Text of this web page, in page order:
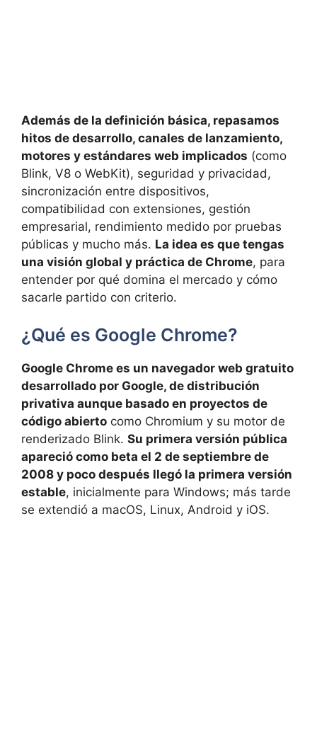
Además de la definición básica, repasamos
hitos de desarrollo, canales de lanzamiento,
motores y estándares web implicados (como
Blink, V8 o WebKit), seguridad y privacidad,
sincronización entre dispositivos,
compatibilidad con extensiones, gestión
empresarial, rendimiento medido por pruebas
públicas y mucho más. La idea es que tengas
una visión global y práctica de Chrome, para
entender por qué domina el mercado y cómo
sacarle partido con criterio.
¿Qué es Google Chrome?
Google Chrome es un navegador web gratuito
desarrollado por Google, de distribución
privativa aunque basado en proyectos de
código abierto como Chromium y su motor de
renderizado Blink. Su primera versión pública
apareció como beta el 2 de septiembre de
2008 y poco después llegó la primera versión
estable, inicialmente para Windows; más tarde
se extendió a macOS, Linux, Android y iOS.